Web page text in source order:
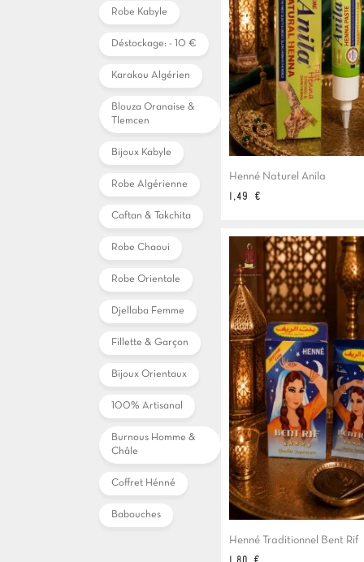
Robe Kabyle
Déstockage: - 10 €
Karakou Algérien
Blouza Oranaise &
Tlemcen
Bijoux Kabyle
Robe Algérienne
Caftan & Takchita
Robe Chaoui
Robe Orientale
Djellaba Femme
Fillette & Garçon
Bijoux Orientaux
100% Artisanal
Burnous Homme &
Châle
Coffret Hénné
Babouches
Henné Naturel Anila
Prix
1,49 €
Henné Traditionnel Bent Rif
Prix